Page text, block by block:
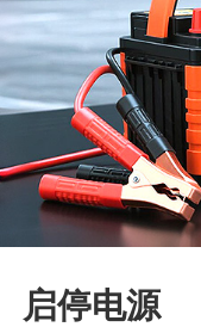
启停电源